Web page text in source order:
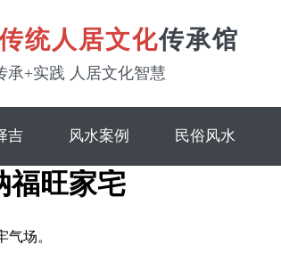
统人居文化传承馆
承+实践 人居文化智慧
吉 风水案例 民俗风水
福旺家宅
场。